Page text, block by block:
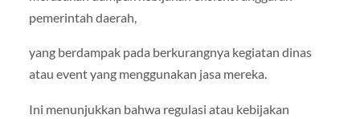
pemerintah daerah,
yang berdampak pada berkurangnya kegiatan dinas
atau event yang menggunakan jasa mereka.
Ini menunjukkan bahwa regulasi atau kebijakan